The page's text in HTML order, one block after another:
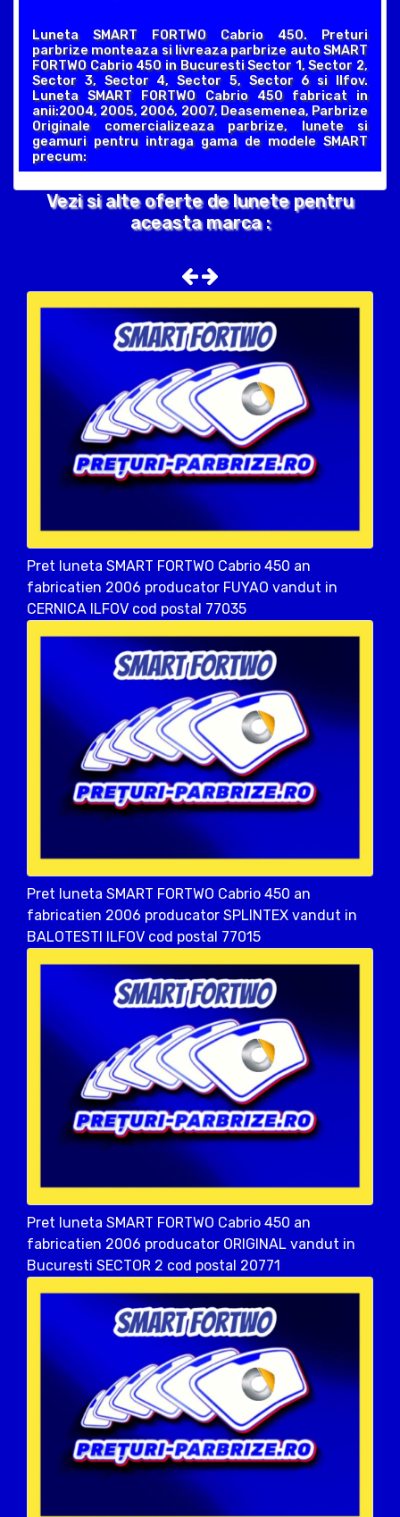
Luneta SMART FORTWO Cabrio 450. Preturi
parbrize monteaza si livreaza parbrize auto SMART
FORTWO Cabrio 450 in Bucuresti Sector 1, Sector 2,
Sector 3, Sector 4, Sector 5, Sector 6 si Ilfov.
Luneta SMART FORTWO Cabrio 450 fabricat in
anii:2004, 2005, 2006, 2007, Deasemenea, Parbrize
Originale comercializeaza parbrize, lunete si
geamuri pentru intraga gama de modele SMART
precum:
Vezi si alte oferte de lunete pentru
aceasta marca :
Pret luneta SMART FORTWO Cabrio 450 an
fabricatien 2006 producator FUYAO vandut in
CERNICA ILFOV cod postal 77035
Pret luneta SMART FORTWO Cabrio 450 an
fabricatien 2006 producator SPLINTEX vandut in
BALOTESTI ILFOV cod postal 77015
Pret luneta SMART FORTWO Cabrio 450 an
fabricatien 2006 producator ORIGINAL vandut in
Bucuresti SECTOR 2 cod postal 20771